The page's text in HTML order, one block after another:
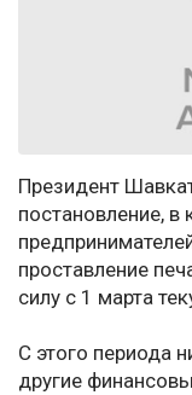
Президент
постановление, в
проставление
силу с 1 марта
С этого периода
другие